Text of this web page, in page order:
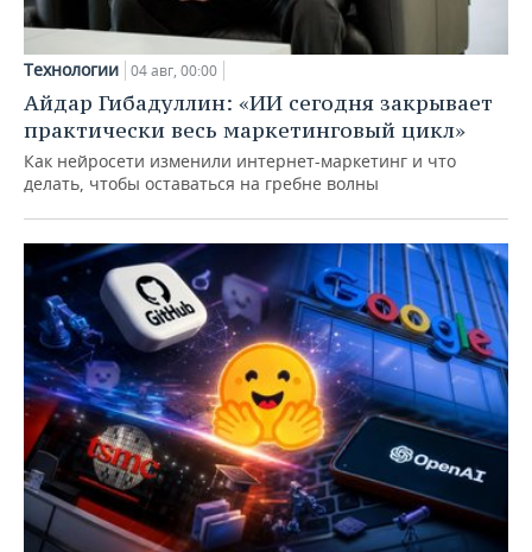
Технологии 04 авг, 00:00
Айдар Гибадуллин: «ИИ сегодня закрывает
практически весь маркетинговый цикл»
Как нейросети изменили интернет-маркетинг и что
делать, чтобы оставаться на гребне волны